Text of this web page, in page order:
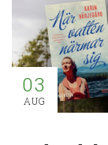
03
AUG